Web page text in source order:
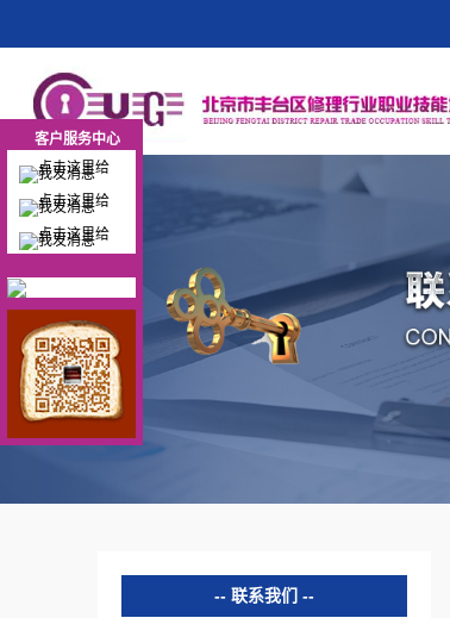
客户服务中心
联系我们
客户服务中心